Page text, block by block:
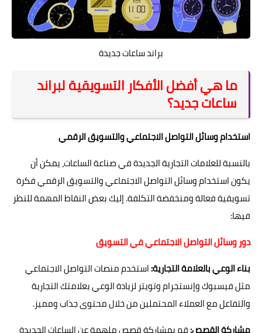
براند ساعات جديدة
ما هي أفضل الأفكار التسويقية لبراند
ساعات جديد؟
استخدام وسائل التواصل الاجتماعي والتسويق الرقمي
بالنسبة للعلامات التجارية الجديدة في صناعة الساعات، يمكن أن
يكون استخدام وسائل التواصل الاجتماعي والتسويق الرقمي فكرة
تسويقية فعالة ومنخفضة التكلفة. إليك بعض النقاط المهمة للنظر
فيها:
دور وسائل التواصل الاجتماعي في التسويق
بناء الوعي بالعلامة التجارية:استخدم منصات التواصل الاجتماعي
مثل فيسبوك وإنستجرام وتويتر لزيادة الوعي بعلامتك التجارية
والتفاعل مع العملاء المحتملين من خلال محتوى جذاب ومميز.